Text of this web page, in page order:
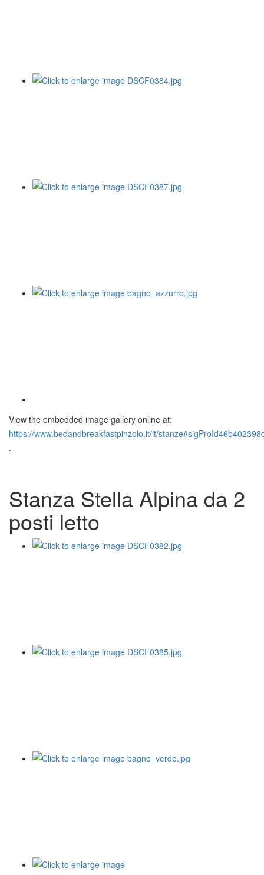
View the embedded image gallery online at:
https://www.bedandbreakfastpinzolo.it/it/
.
Stanza Stella Alpina da 2
posti letto